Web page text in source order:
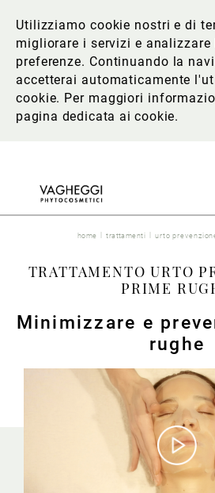
Utilizziamo cookie nostri e di
migliorare i servizi e analizzare
preferenze. Continuando la
accetterai automaticamente
cookie. Per maggiori
pagina dedicata ai cookie.
home trattamenti urto
TRATTAMENTO URTO
PRIME
Minimizzare e
rughe